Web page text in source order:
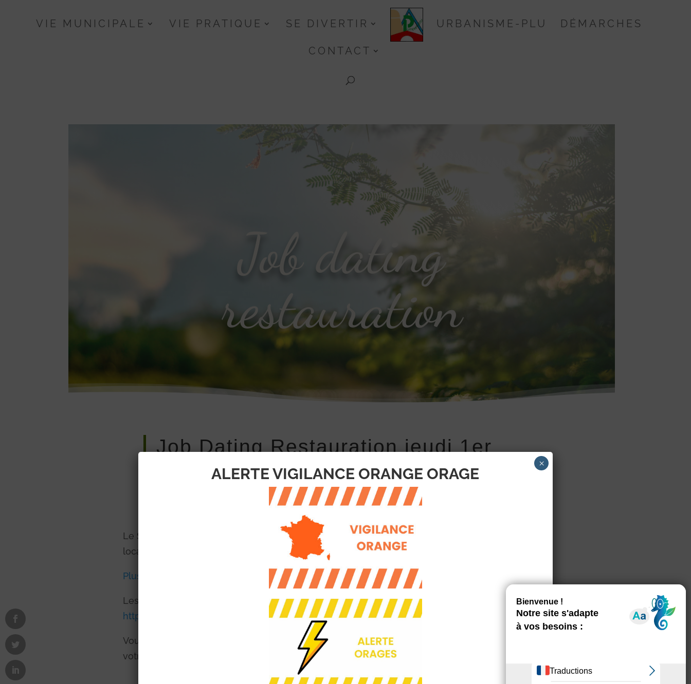
VIE MUNICIPALE VIE PRATIQUE SE DIVERTIR URBANISME-PLU DÉMARCHES
CONTACT
Job dating
restauration
Job Dating Restauration jeudi 1er
juillet 2021
Le Sicoval organise un Job Dating Restauration le jeudi 1er juillet 2021 de 8 h 30 à 11 h dans les
locaux de l’Espace Emploi Formation.
Plus d’informations ici
Les inscriptions se font par téléphone au 05 61 28 71 10 ou sur
https://www.linscription.com/pro/espace-emploi-formation-sicoval.php
Vous pouvez aussi venir le jour J sans inscription au préalable, dans tous les cas pensez à apporter
votre CV.
ALERTE VIGILANCE ORANGE ORAGE
×